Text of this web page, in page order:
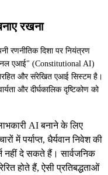
रखना
रणनीतिक दिशा पर नियंत्रण
एआई" (Constitutional AI)
और संरेखित एआई सिस्टम है।
और दीर्घकालिक दृष्टिकोण को
AI बनाने के लिए
में पर्याप्त, धैर्यवान निवेश की
नहीं दे सकते हैं। सार्वजनिक
होते हैं, ऐसी प्रतिबद्धताओं